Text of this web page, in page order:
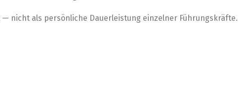
nicht als persönliche Dauerleistung einzelner Führungskräfte.